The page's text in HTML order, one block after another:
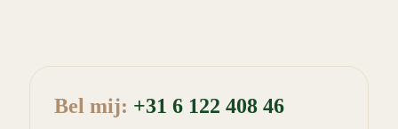
Bel mij: +31 6 122 408 46